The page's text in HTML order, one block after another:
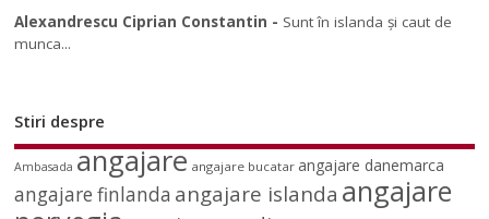
Alexandrescu Ciprian Constantin - Sunt în islanda și caut de
munca...
Stiri despre
Ambasada angajare angajare bucatar angajare danemarca
angajare finlanda angajare islanda angajare